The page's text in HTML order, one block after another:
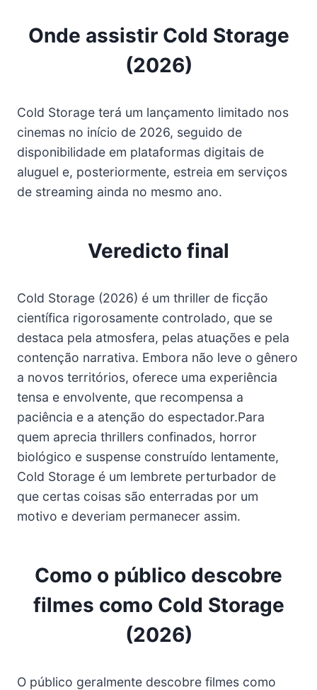
Onde assistir Cold Storage
(2026)
Cold Storage terá um lançamento limitado nos
cinemas no início de 2026, seguido de
disponibilidade em plataformas digitais de
aluguel e, posteriormente, estreia em serviços
de streaming ainda no mesmo ano.
Veredicto final
Cold Storage (2026) é um thriller de ficção
científica rigorosamente controlado, que se
destaca pela atmosfera, pelas atuações e pela
contenção narrativa. Embora não leve o gênero
a novos territórios, oferece uma experiência
tensa e envolvente, que recompensa a
paciência e a atenção do espectador.Para
quem aprecia thrillers confinados, horror
biológico e suspense construído lentamente,
Cold Storage é um lembrete perturbador de
que certas coisas são enterradas por um
motivo e deveriam permanecer assim.
Como o público descobre
filmes como Cold Storage
(2026)
O público geralmente descobre filmes como